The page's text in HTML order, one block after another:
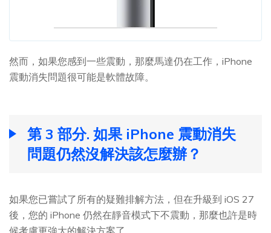
然而，如果您感到一些震動，那麼馬達仍在工作，iPhone
震動消失問題很可能是軟體故障。
第 3 部分. 如果 iPhone 震動消失
問題仍然沒解決該怎麼辦？
如果您已嘗試了所有的疑難排解方法，但在升級到 iOS 27
後，您的 iPhone 仍然在靜音模式下不震動，那麼也許是時
候考慮更強大的解決方案了。